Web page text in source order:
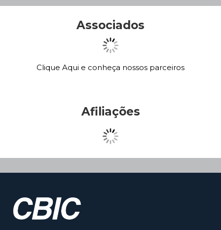
Associados
Clique Aqui e conheça nossos parceiros
Afiliações